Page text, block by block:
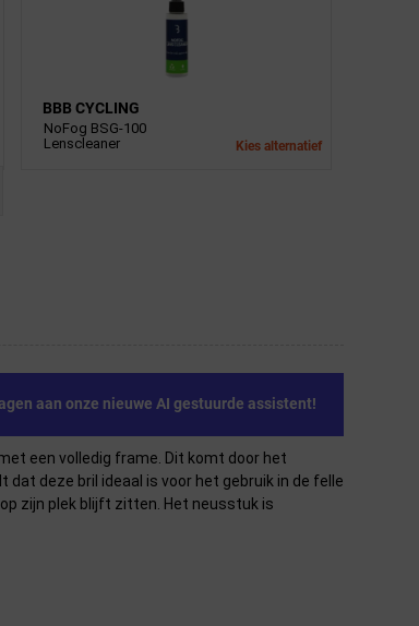
BBB CYCLING
NoFog BSG-100
Lenscleaner
Kies alternatief
aan onze nieuwe AI gestuurde assistent!
een volledig frame. Dit komt door het
deze bril ideaal is voor het gebruik in de felle
zijn plek blijft zitten. Het neusstuk is